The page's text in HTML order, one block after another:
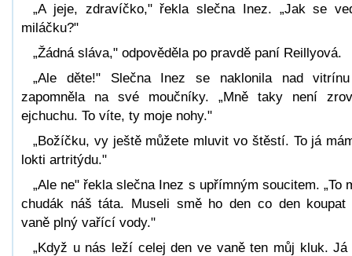
„A jeje, zdravíčko," řekla slečna Inez. „Jak se
miláčku?"
„Žádná sláva," odpověděla po pravdě paní Reillyová.
„Ale děte!" Slečna Inez se naklonila nad
zapomněla na své moučníky. „Mně taky není
ejchuchu. To víte, ty moje nohy."
„Božíčku, vy ještě můžete mluvit vo štěstí. To já
lokti artritýdu."
„Ale ne" řekla slečna Inez s upřímným soucitem. „To
chudák náš táta. Museli smě ho den co den koupat
vaně plný vařící vody."
„Když u nás leží celej den ve vaně ten můj kluk. Já